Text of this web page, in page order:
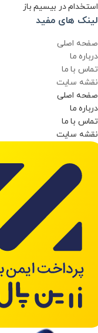
استخدام در بیسیم باز
لینک های مفید
صفحه اصلی
درباره ما
تماس با ما
نقشه سایت
صفحه اصلی
درباره ما
تماس با ما
نقشه سایت